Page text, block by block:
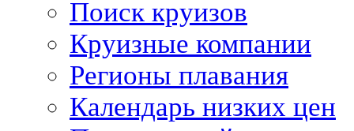
Поиск круизов
Круизные компании
Регионы плавания
Календарь низких цен